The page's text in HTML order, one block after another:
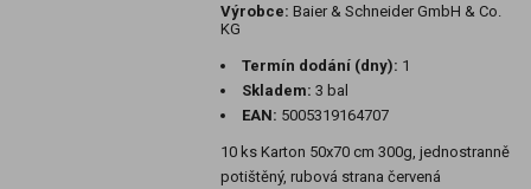
Výrobce: Baier & Schneider GmbH & Co.
KG
Termín dodání (dny): 1
Skladem: 3 bal
EAN: 5005319164707
10 ks Karton 50x70 cm 300g, jednostranně
potištěný, rubová strana červená